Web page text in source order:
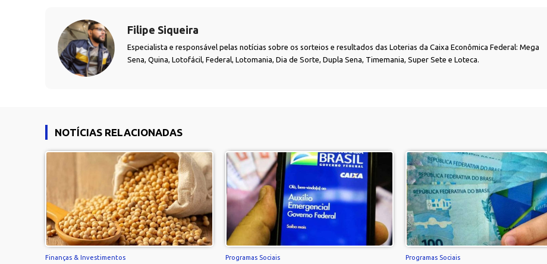
Filipe Siqueira
Especialista e responsável pelas notícias sobre os sorteios e resultados das Loterias da Caixa Econômica Federal: Mega
Sena, Quina, Lotofácil, Federal, Lotomania, Dia de Sorte, Dupla Sena, Timemania, Super Sete e Loteca.
NOTÍCIAS RELACIONADAS
Finanças & Investimentos Programas Sociais Programas Sociais